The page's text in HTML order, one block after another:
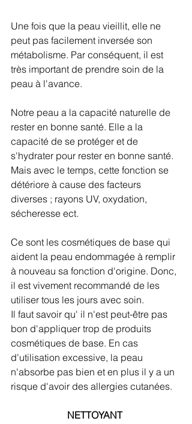
Une fois que la peau vieillit, elle ne
peut pas facilement inversée son
métabolisme. Par conséquent, il est
très important de prendre soin de la
peau à l'avance.
Notre peau a la capacité naturelle de
rester en bonne santé. Elle a la
capacité de se protéger et de
s'hydrater pour rester en bonne santé.
Mais avec le temps, cette fonction se
détériore à cause des facteurs
diverses ; rayons UV, oxydation,
sécheresse ect.
Ce sont les cosmétiques de base qui
aident la peau endommagée à remplir
à nouveau sa fonction d'origine. Donc,
il est vivement recommandé de les
utiliser tous les jours avec soin.
Il faut savoir qu' il n'est peut-être pas
bon d'appliquer trop de produits
cosmétiques de base. En cas
d'utilisation excessive, la peau
n'absorbe pas bien et en plus il y a un
risque d'avoir des allergies cutanées.
NETTOYANT